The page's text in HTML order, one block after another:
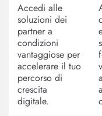
Accedi alle
soluzioni dei
partner a
condizioni
vantaggiose per
accelerare il tuo
percorso di
crescita
digitale.